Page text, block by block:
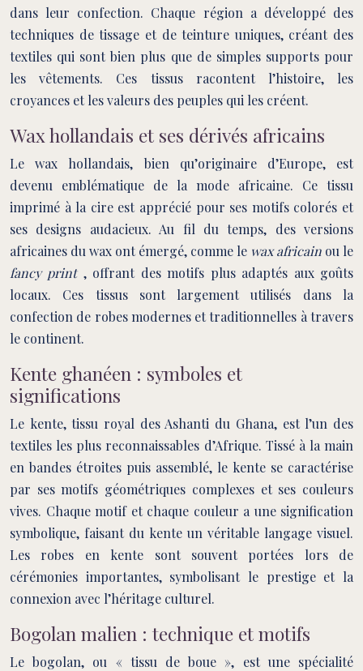
dans leur confection. Chaque région a développé des
techniques de tissage et de teinture uniques, créant des
textiles qui sont bien plus que de simples supports pour
les vêtements. Ces tissus racontent l’histoire, les
croyances et les valeurs des peuples qui les créent.
Wax hollandais et ses dérivés africains
Le wax hollandais, bien qu’originaire d’Europe, est
devenu emblématique de la mode africaine. Ce tissu
imprimé à la cire est apprécié pour ses motifs colorés et
ses designs audacieux. Au fil du temps, des versions
africaines du wax ont émergé, comme le wax africain ou le
fancy print , offrant des motifs plus adaptés aux goûts
locaux. Ces tissus sont largement utilisés dans la
confection de robes modernes et traditionnelles à travers
le continent.
Kente ghanéen : symboles et
significations
Le kente, tissu royal des Ashanti du Ghana, est l’un des
textiles les plus reconnaissables d’Afrique. Tissé à la main
en bandes étroites puis assemblé, le kente se caractérise
par ses motifs géométriques complexes et ses couleurs
vives. Chaque motif et chaque couleur a une signification
symbolique, faisant du kente un véritable langage visuel.
Les robes en kente sont souvent portées lors de
cérémonies importantes, symbolisant le prestige et la
connexion avec l’héritage culturel.
Bogolan malien : technique et motifs
Le bogolan, ou « tissu de boue », est une spécialité